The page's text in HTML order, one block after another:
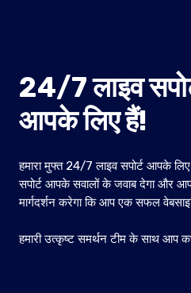
24/7 लाइव
आपके लिए हैं!
हमारा मुफ्त 24/7 लाइव सपोर्ट आपके
सपोर्ट आपके सवालों के जवाब देगा और
मार्गदर्शन करेगा कि आप एक सफल
हमारी उत्कृष्ट समर्थन टीम के साथ आप